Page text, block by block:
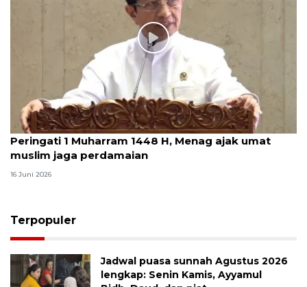
Peringati 1 Muharram 1448 H, Menag ajak umat
muslim jaga perdamaian
16 Juni 2026
Terpopuler
Jadwal puasa sunnah Agustus 2026
lengkap: Senin Kamis, Ayyamul